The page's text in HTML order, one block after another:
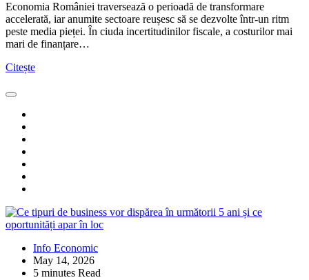
Economia României traversează o perioadă de transformare
accelerată, iar anumite sectoare reușesc să se dezvolte într-un ritm
peste media pieței. În ciuda incertitudinilor fiscale, a costurilor mai
mari de finanțare…
Citește
Info Economic
May 14, 2026
5 minutes Read